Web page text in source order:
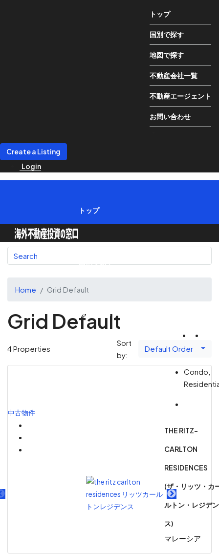
トップ
国別で探す
地図で探す
不動産会社一覧
不動産エージェント
お問い合わせ
Create a Listing
Login
トップ
地図で探す
不動産会社一覧
Home Grid Default
Grid Default
4 Properties
Sort
by:
Default Order
中古物件
Condo,
THE RITZ-
CARLTON
RESIDENCES
(ザ・リッツ・カ
ルトン・レジデン
ス)
マレーシア